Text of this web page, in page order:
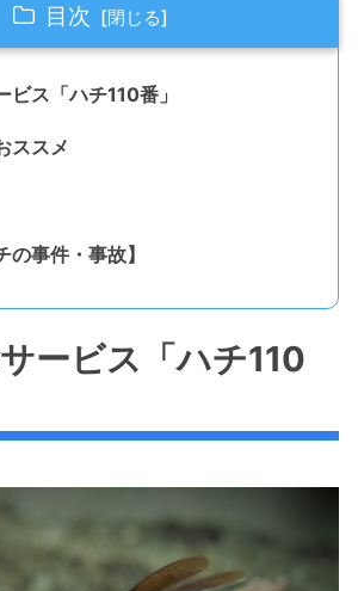
目次
ビス「ハチ110番」
ススメ
の事件・事故】
ービス「ハチ110